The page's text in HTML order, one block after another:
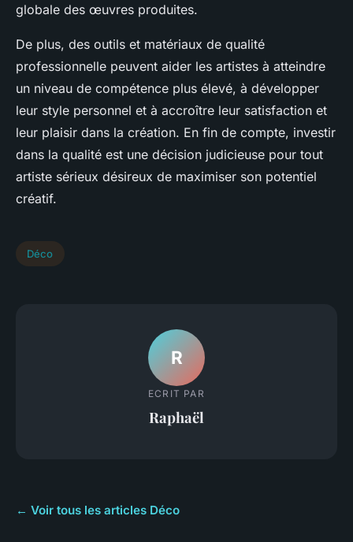
globale des œuvres produites.
De plus, des outils et matériaux de qualité
professionnelle peuvent aider les artistes à atteindre
un niveau de compétence plus élevé, à développer
leur style personnel et à accroître leur satisfaction et
leur plaisir dans la création. En fin de compte, investir
dans la qualité est une décision judicieuse pour tout
artiste sérieux désireux de maximiser son potentiel
créatif.
Déco
R
ECRIT PAR
Raphaël
← Voir tous les articles Déco